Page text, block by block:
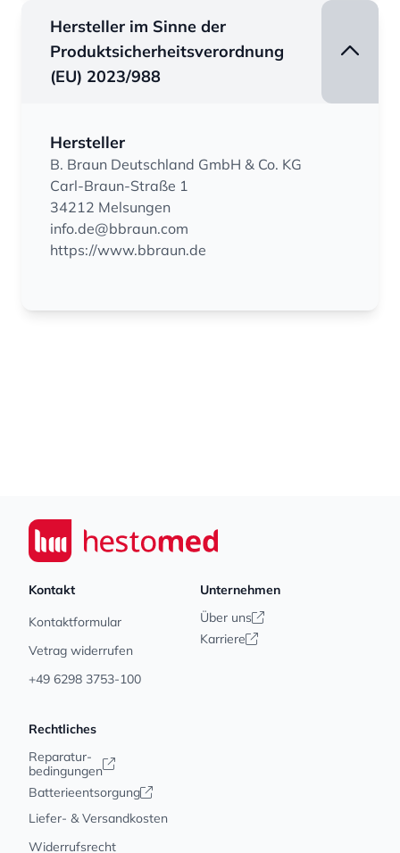
Hersteller im Sinne der
Produktsicherheitsverordnung
(EU) 2023/988
Hersteller
B. Braun Deutschland GmbH & Co. KG
Carl-Braun-Straße 1
34212 Melsungen
info.de@bbraun.com
https://www.bbraun.de
Seiwert GmbH
Kontakt
Kontaktformular
Vetrag widerrufen
+49 6298 3753-100
Unternehmen
Über uns
Karriere
Rechtliches
Reparatur-
bedingungen
Batterieentsorgung
Liefer- & Versandkosten
Widerrufsrecht